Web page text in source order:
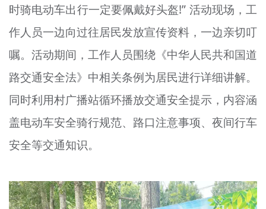
时骑电动车出行一定要佩戴好头盔!” 活动现场，工
作人员一边向过往居民发放宣传资料，一边亲切叮
嘱。活动期间，工作人员围绕《中华人民共和国道
路交通安全法》中相关条例为居民进行详细讲解。
同时利用村广播站循环播放交通安全提示，内容涵
盖电动车安全骑行规范、路口注意事项、夜间行车
安全等交通知识。